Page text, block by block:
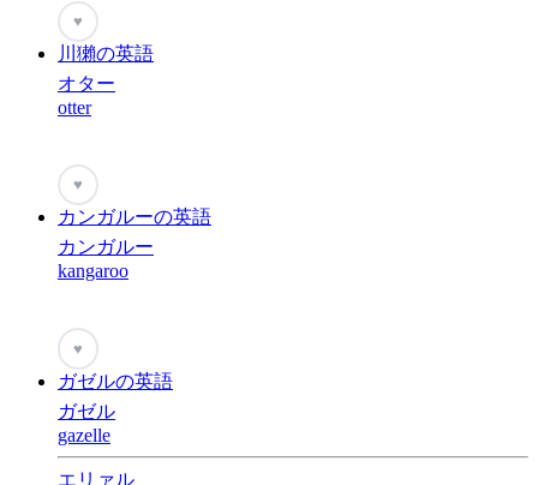
♥
川獺の英語
オター
otter
♥
カンガルーの英語
カンガルー
kangaroo
♥
ガゼルの英語
ガゼル
gazelle
エリァル